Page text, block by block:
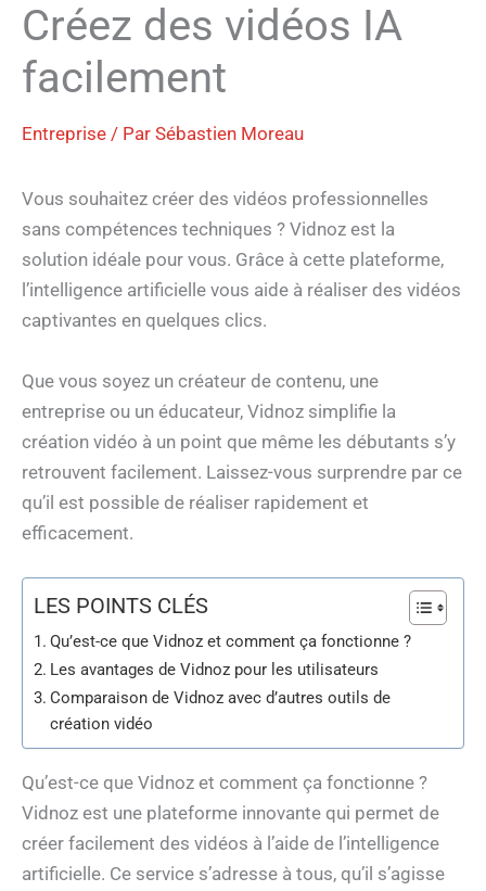
Créez des vidéos IA
facilement
Entreprise / Par Sébastien Moreau
Vous souhaitez créer des vidéos professionnelles
sans compétences techniques ? Vidnoz est la
solution idéale pour vous. Grâce à cette plateforme,
l’intelligence artificielle vous aide à réaliser des vidéos
captivantes en quelques clics.
Que vous soyez un créateur de contenu, une
entreprise ou un éducateur, Vidnoz simplifie la
création vidéo à un point que même les débutants s’y
retrouvent facilement. Laissez-vous surprendre par ce
qu’il est possible de réaliser rapidement et
efficacement.
LES POINTS CLÉS
Qu’est-ce que Vidnoz et comment ça fonctionne ?
Les avantages de Vidnoz pour les utilisateurs
Comparaison de Vidnoz avec d’autres outils de
création vidéo
Qu’est-ce que Vidnoz et comment ça fonctionne ?
Vidnoz est une plateforme innovante qui permet de
créer facilement des vidéos à l’aide de l’intelligence
artificielle. Ce service s’adresse à tous, qu’il s’agisse